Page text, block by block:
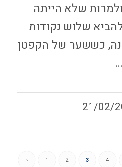
שלא הייתה
שלוש נקודות
כששער של הקפטן
21/02/
‹ 1 2 3 4